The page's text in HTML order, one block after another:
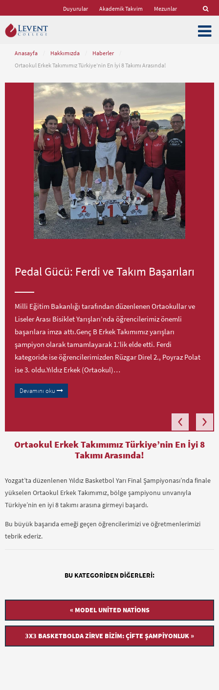
Duyurular Akademik Takvim Mezunlar
Anasayfa Hakkımızda Haberler
Ortaokul Erkek Takımımız Türkiye’nin En İyi 8 Takımı Arasında!
Pedal Gücü: Ferdi ve Takım Başarıları
Milli Eğitim Bakanlığı tarafından düzenlenen Ortaokullar ve
Liseler Arası Bisiklet Yarışları’nda öğrencilerimiz önemli
başarılara imza attı.Genç B Erkek Takımımız yarışları
şampiyon olarak tamamlayarak 1.’lik elde etti. Ferdi
kategoride ise öğrencilerimizden Rüzgar Direl 2., Poyraz Polat
ise 3. oldu.Yıldız Erkek (Ortaokul)…
Devamını oku
Ortaokul Erkek Takımımız Türkiye’nin En İyi 8
Takımı Arasında!
Yozgat’ta düzenlenen Yıldız Basketbol Yarı Final Şampiyonası’nda finale
yükselen Ortaokul Erkek Takımımız, bölge şampiyonu unvanıyla
Türkiye’nin en iyi 8 takımı arasına girmeyi başardı.
Bu büyük başarıda emeği geçen öğrencilerimizi ve öğretmenlerimizi
tebrik ederiz.
BU KATEGORIDEN DIĞERLERI:
« MODEL UNITED NATIONS
3X3 BASKETBOLDA ZIRVE BIZIM: ÇIFTE ŞAMPIYONLUK »